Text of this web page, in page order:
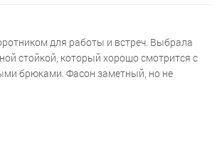
для работы и встреч. Выбрала
стойкой, который хорошо смотрится с
брюками. Фасон заметный, но не